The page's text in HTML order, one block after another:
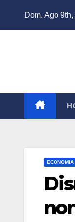
Dom. Ago
ECONOMIA